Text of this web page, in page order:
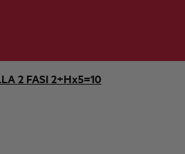
2 FASI 2+Hx5=10